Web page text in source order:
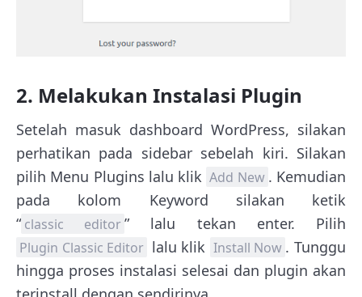
2. Melakukan Instalasi Plugin
Setelah masuk dashboard WordPress, silakan
perhatikan pada sidebar sebelah kiri. Silakan
pilih Menu Plugins lalu klik Add New . Kemudian
pada kolom Keyword silakan ketik
“ classic editor” lalu tekan enter. Pilih
Plugin Classic Editor lalu klik Install Now . Tunggu
hingga proses instalasi selesai dan plugin akan